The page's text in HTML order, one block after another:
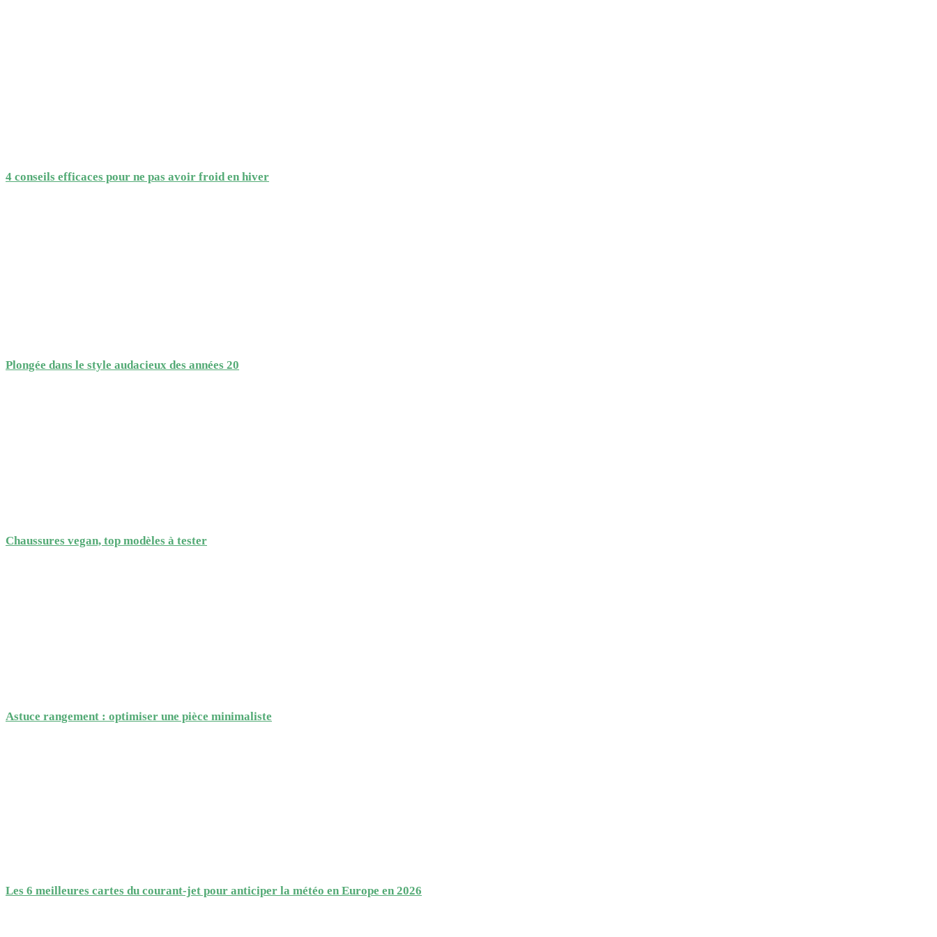
4 conseils efficaces pour ne pas avoir froid en hiver
Plongée dans le style audacieux des années 20
Chaussures vegan, top modèles à tester
Astuce rangement : optimiser une pièce minimaliste
Les 6 meilleures cartes du courant-jet pour anticiper la météo en Europe en 2026